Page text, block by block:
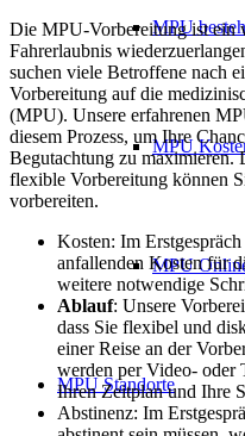
MPU
MPU
MPU
MPU Standorte
Die MPU-Vorbereitung ist ein
Fahrerlaubnis
suchen viele Betroffene nach
Vorbereitung auf die
(MPU). Unsere erfahrenen
diesem Prozess, um Ihre
Begutachtung zu maximieren.
flexible Vorbereitung können
vorbereiten.
Kosten: Im
anfallenden Kosten für
weitere notwendige
Ablauf: Unsere
dass Sie flexibel und
einer Reise an der
werden per Video- oder
Ihren Zeitplan und Ihre
Abstinenz: Im